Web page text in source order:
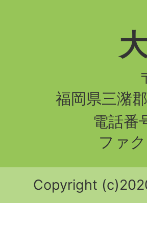
福岡県三潴
電話番
ファク
Copyright